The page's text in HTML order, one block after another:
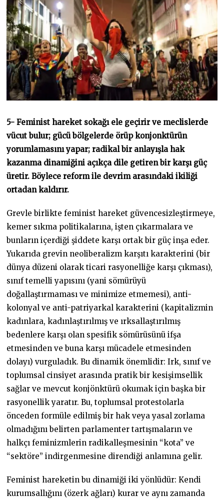
5- Feminist hareket sokağı ele geçirir ve meclislerde
vücut bulur; gücü bölgelerde örüp konjonktürün
yorumlamasını yapar; radikal bir anlayışla hak
kazanma dinamiğini açıkça dile getiren bir karşı güç
üretir. Böylece reform ile devrim arasındaki ikiliği
ortadan kaldırır.
Grevle birlikte feminist hareket güvencesizleştirmeye,
kemer sıkma politikalarına, işten çıkarmalara ve
bunların içerdiği şiddete karşı ortak bir güç inşa eder.
Yukarıda grevin neoliberalizm karşıtı karakterini (bir
dünya düzeni olarak ticari rasyonelliğe karşı çıkması),
sınıf temelli yapısını (yani sömürüyü
doğallaştırmaması ve minimize etmemesi), anti-
kolonyal ve anti-patriyarkal karakterini (kapitalizmin
kadınlara, kadınlaştırılmış ve ırksallaştırılmış
bedenlere karşı olan spesifik sömürüsünü ifşa
etmesinden ve buna karşı mücadele etmesinden
dolayı) vurguladık. Bu dinamik önemlidir: Irk, sınıf ve
toplumsal cinsiyet arasında pratik bir kesişimsellik
sağlar ve mevcut konjönktürü okumak için başka bir
rasyonellik yaratır. Bu, toplumsal protestolarla
önceden formüle edilmiş bir hak veya yasal zorlama
olmadığını belirten parlamenter tartışmaların ve
halkçı feminizmlerin radikalleşmesinin “kota” ve
“sektöre” indirgenmesine direndiği anlamına gelir.
Feminist hareketin bu dinamiği iki yönlüdür: Kendi
kurumsallığını (özerk ağları) kurar ve aynı zamanda